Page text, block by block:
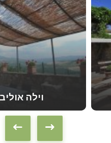
וילה